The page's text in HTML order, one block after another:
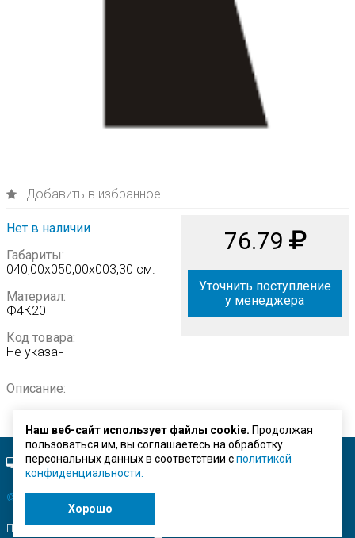
Добавить в избранное
Нет в наличии
Габариты:
040,00х050,00х003,30 см.
Материал:
Ф4К20
Код товара:
Не указан
76.79
Уточнить поступление
у менеджера
Описание:
Полная версия сайта.
© ЗАО "Строймашсервис"
Поисковое продвижение
Наш веб-сайт использует файлы cookie. Продолжая
пользоваться им, вы соглашаетесь на обработку
персональных данных в соответствии сполитикой
конфиденциальности.
Хорошо